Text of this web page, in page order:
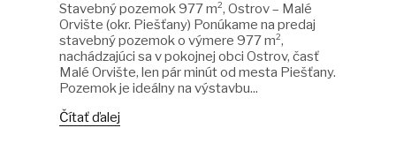
Stavebný pozemok 977 m², Ostrov – Malé
Orvište (okr. Piešťany) Ponúkame na predaj
stavebný pozemok o výmere 977 m²,
nachádzajúci sa v pokojnej obci Ostrov, časť
Malé Orvište, len pár minút od mesta Piešťany.
Pozemok je ideálny na výstavbu...
Čítať ďalej